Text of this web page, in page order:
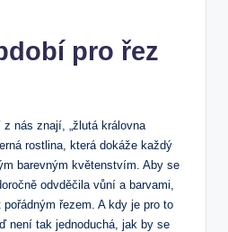
pro řez
nás znají, „žlutá královna
rostlina, která dokáže každý
barevným květenstvím. Aby se
odvděčila vůní a barvami,
řezem. A kdy je pro to
není tak jednoduchá, jak by se